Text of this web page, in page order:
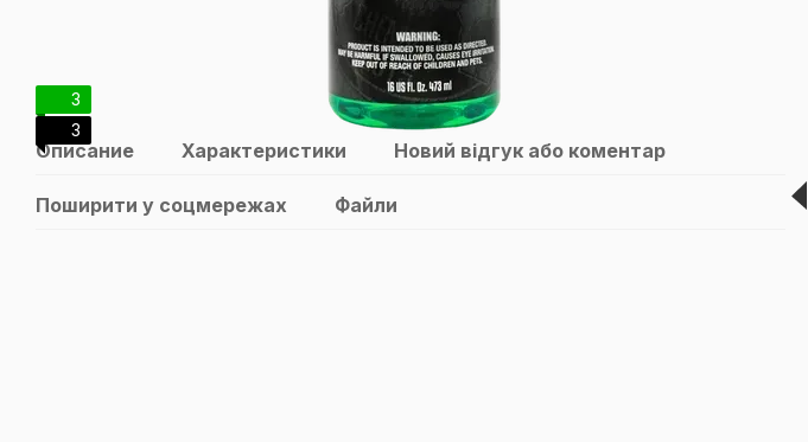
3
3
Описание Характеристики Новий відгук або коментар
Поширити у соцмережах Файли